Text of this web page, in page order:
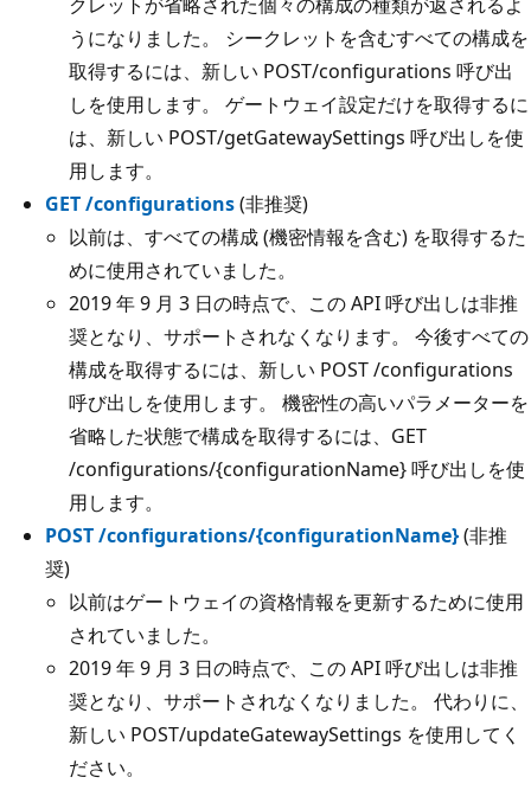
うになりました。 シークレットを含むすべての構成を
取得するには、新しい POST/configurations 呼び出
しを使用します。 ゲートウェイ設定だけを取得するに
は、新しい POST/getGatewaySettings 呼び出しを使
用します。
GET /configurations(非推奨)
以前は、すべての構成 (機密情報を含む) を取得するた
めに使用されていました。
2019 年 9 月 3 日の時点で、この API 呼び出しは非推
奨となり、サポートされなくなります。 今後すべての
構成を取得するには、新しい POST /configurations
呼び出しを使用します。 機密性の高いパラメーターを
省略した状態で構成を取得するには、GET
/configurations/{configurationName} 呼び出しを使
用します。
POST /configurations/{configurationName}(非推
奨)
以前はゲートウェイの資格情報を更新するために使用
されていました。
2019 年 9 月 3 日の時点で、この API 呼び出しは非推
奨となり、サポートされなくなりました。 代わりに、
新しい POST/updateGatewaySettings を使用してく
ださい。